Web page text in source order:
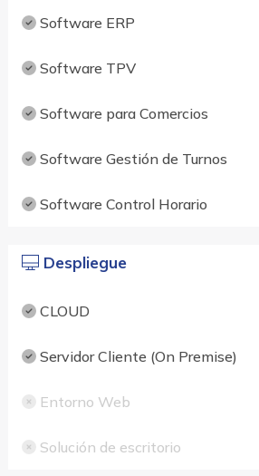
Software ERP
Software TPV
Software para Comercios
Software Gestión de Turnos
Software Control Horario
Despliegue
CLOUD
Servidor Cliente (On Premise)
Entorno Web
Solución de escritorio